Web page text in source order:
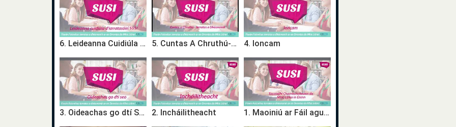
6. Leideanna Cuidiúla D’iarratasóirí 5. Cuntas A Chruthú- Iarratas a Dhéanamh 4. Ioncam
3. Oideachas go dtí Seo 2. Incháilitheacht 1. Maoiniú ar Fáil agus Tréimhsí uasta de Chúnamh Deontais